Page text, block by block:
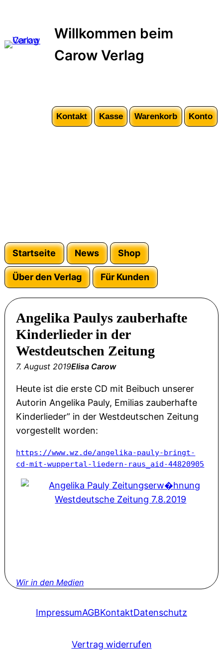
springen
Willkommen beim
Carow Verlag
Kontakt Kasse Warenkorb Konto
Startseite News Shop
Über den Verlag Für Kunden
Angelika Paulys zauberhafte
Kinderlieder in der
Westdeutschen Zeitung
7. August 2019Elisa Carow
Heute ist die erste CD mit Beibuch unserer
Autorin Angelika Pauly, Emilias zauberhafte
Kinderlieder” in der Westdeutschen Zeitung
vorgestellt worden:
https://www.wz.de/angelika-pauly-bringt-
cd-mit-wuppertal-liedern-raus_aid-44820905
Wir in den Medien
ImpressumAGBKontaktDatenschutz
Vertrag widerrufen